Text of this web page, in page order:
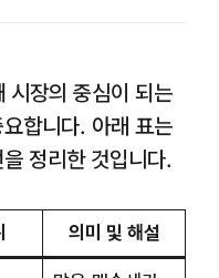
시장의 중심이 되는
합니다. 아래 표는
정리한 것입니다.
의미 및 해설